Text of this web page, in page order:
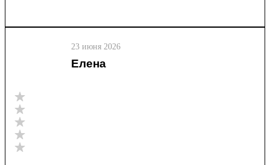
23 июня 2026
Елена